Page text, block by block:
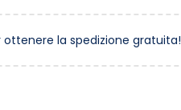
la spedizione gratuita!